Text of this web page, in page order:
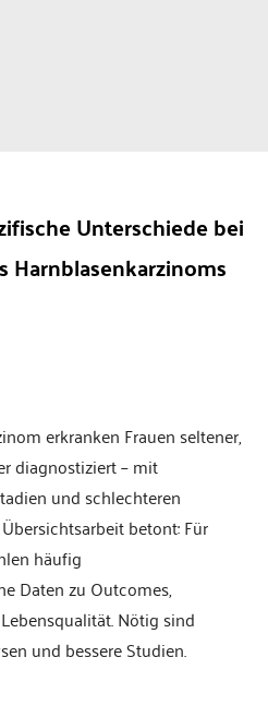
Unterschiede bei
Harnblasenkarzinoms
erkranken Frauen seltener,
diagnostiziert – mit
und schlechteren
betont: Für
häufig
Daten zu Outcomes,
Nötig sind
und bessere Studien.